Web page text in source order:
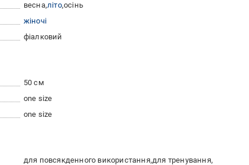
весна літо осінь
жіночі
фіалковий
50 см
one size
one size
для повсякденного використання для тренування